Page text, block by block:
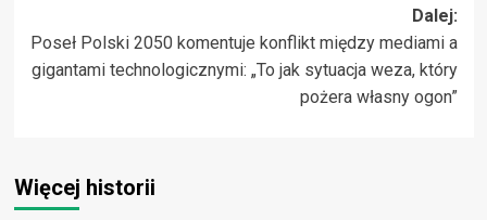
Dalej:
Poseł Polski 2050 komentuje konflikt między mediami a
gigantami technologicznymi: „To jak sytuacja weza, który
pożera własny ogon”
Więcej historii